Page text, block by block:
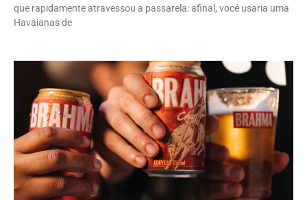
que rapidamente atravessou a passarela: afinal, você usaria uma
Havaianas de